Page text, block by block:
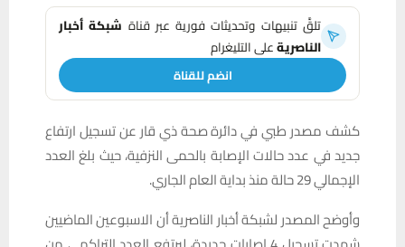
تلقَّ تنبيهات وتحديثات فورية عبر قناة شبكة أخبار
الناصريةعلى التليغرام
انضم للقناة
كشف مصدر طبي في دائرة صحة ذي قار عن تسجيل ارتفاع
جديد في عدد حالات الإصابة بالحمى النزفية، حيث بلغ العدد
الإجمالي 29 حالة منذ بداية العام الجاري.
وأوضح المصدر لشبكة أخبار الناصرية أن الاسبوعين الماضيين